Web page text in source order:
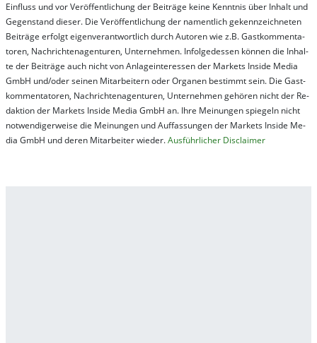
Ein­fluss und vor Ver­öf­fent­lich­ung der Bei­trä­ge kei­ne Ken­nt­nis über In­halt und
Ge­gen­stand die­ser. Die Ver­öf­fent­lich­ung der na­ment­lich ge­kenn­zeich­net­en
Bei­trä­ge er­folgt ei­gen­ver­ant­wort­lich durch Au­tor­en wie z.B. Gast­kom­men­ta­
tor­en, Nach­richt­en­ag­en­tur­en, Un­ter­neh­men. In­fol­ge­des­sen kön­nen die In­hal­
te der Bei­trä­ge auch nicht von An­la­ge­in­te­res­sen der Mar­kets In­side Me­dia
GmbH und/oder sei­nen Mit­ar­bei­tern oder Or­ga­nen be­stim­mt sein. Die Gast­
kom­men­ta­tor­en, Nach­rich­ten­ag­en­tur­en, Un­ter­neh­men ge­hör­en nicht der Re­
dak­tion der Mar­kets In­side Me­dia GmbH an. Ihre Mei­nung­en spie­geln nicht
not­wen­di­ger­wei­se die Mei­nung­en und Auf­fas­sung­en der Mar­kets In­side Me­
dia GmbH und de­ren Mit­ar­bei­ter wie­der.Aus­führ­lich­er Dis­clai­mer